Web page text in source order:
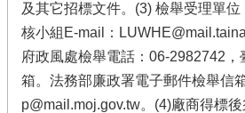
及其它招標文件。(3) 檢舉受理單
核小組E-mail：
府政風處檢舉電話：06-2982742
箱。法務部廉政署電子郵件檢舉信
p@mail.moj.gov.tw。(4)廠商得標